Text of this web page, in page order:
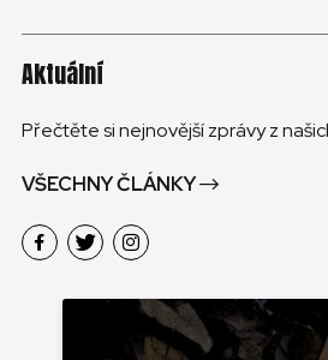
Aktuální
Přečtěte si nejnovější zprávy z
VŠECHNY ČLÁNKY